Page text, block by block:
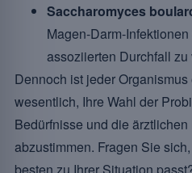
Saccharomyces
Magen-Darm-
assoziierten Durchfall zu
Dennoch ist jeder
wesentlich, Ihre Wahl der
Bedürfnisse und die
abzustimmen. Fragen Sie
besten zu Ihrer Situation